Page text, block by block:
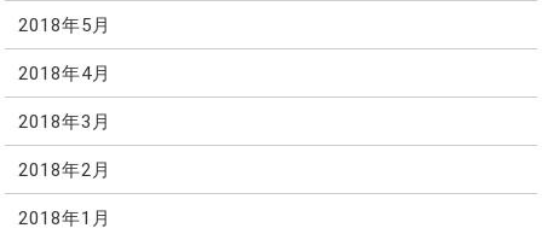
2018年5月
2018年4月
2018年3月
2018年2月
2018年1月